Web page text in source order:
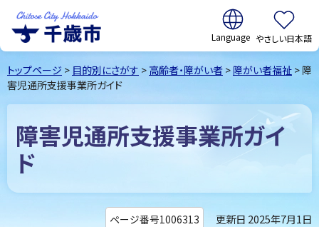
千歳市Chitose
City Hokkaido
翻訳:
やさしい日本語
トップページ > 目的別にさがす > 高齢者・障がい者 > 障がい者福祉 > 障
害児通所支援事業所ガイド
障害児通所支援事業所ガイ
ド
ページ番号1006313 更新日 2025年7月1日